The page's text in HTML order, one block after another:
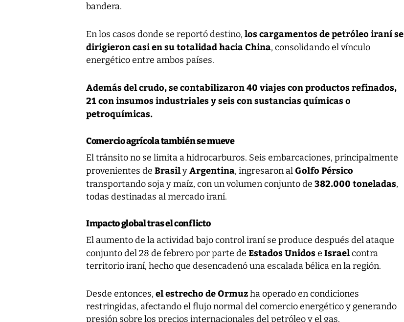
bandera.
En los casos donde se reportó destino, los cargamentos de petróleo iraní se
dirigieron casi en su totalidad hacia China, consolidando el vínculo
energético entre ambos países.
Además del crudo, se contabilizaron 40 viajes con productos refinados,
21 con insumos industriales y seis con sustancias químicas o
petroquímicas.
Comercio agrícola también se mueve
El tránsito no se limita a hidrocarburos. Seis embarcaciones, principalmente
provenientes de BrasilyArgentina, ingresaron al Golfo Pérsico
transportando soja y maíz, con un volumen conjunto de 382.000 toneladas,
todas destinadas al mercado iraní.
Impacto global tras el conflicto
El aumento de la actividad bajo control iraní se produce después del ataque
conjunto del 28 de febrero por parte de Estados Unidose Israelcontra
territorio iraní, hecho que desencadenó una escalada bélica en la región.
Desde entonces, el estrecho de Ormuzha operado en condiciones
restringidas, afectando el flujo normal del comercio energético y generando
presión sobre los precios internacionales del petróleo y el gas.